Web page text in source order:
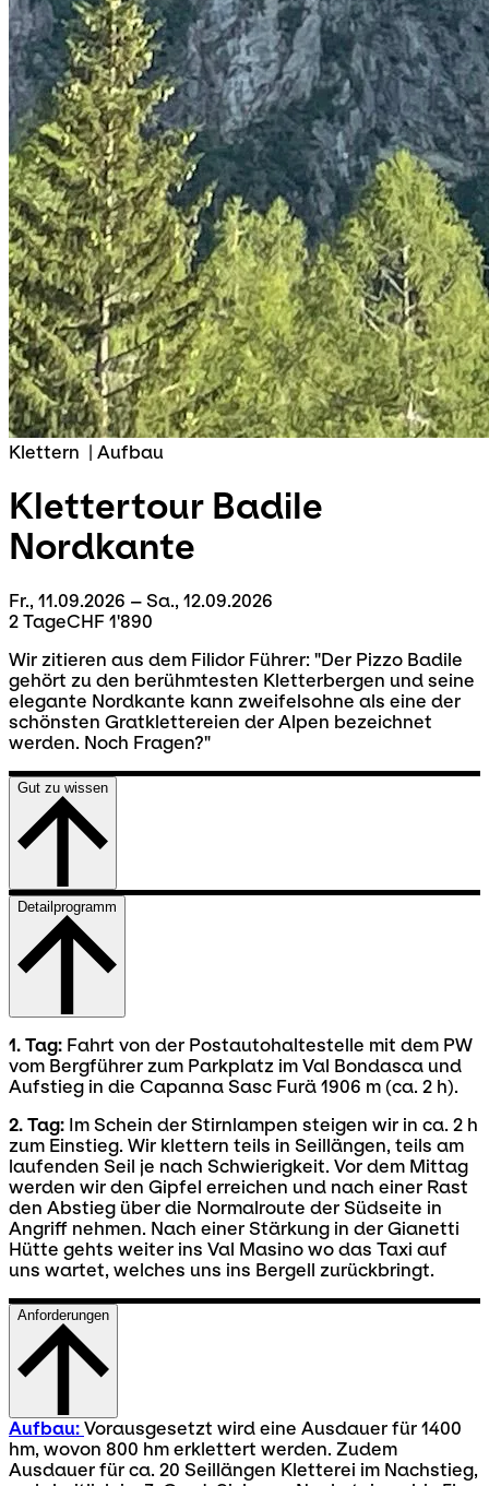
Klettern | Aufbau
Klettertour Badile
Nordkante
Fr., 11.09.2026 – Sa., 12.09.2026
2 TageCHF 1'890
Wir zitieren aus dem Filidor Führer: "Der Pizzo Badile
gehört zu den berühmtesten Kletterbergen und seine
elegante Nordkante kann zweifelsohne als eine der
schönsten Gratklettereien der Alpen bezeichnet
werden. Noch Fragen?"
Gut zu wissen
Detailprogramm
1. Tag: Fahrt von der Postautohaltestelle mit dem PW
vom Bergführer zum Parkplatz im Val Bondasca und
Aufstieg in die Capanna Sasc Furä 1906 m (ca. 2 h).
2. Tag: Im Schein der Stirnlampen steigen wir in ca. 2 h
zum Einstieg. Wir klettern teils in Seillängen, teils am
laufenden Seil je nach Schwierigkeit. Vor dem Mittag
werden wir den Gipfel erreichen und nach einer Rast
den Abstieg über die Normalroute der Südseite in
Angriff nehmen. Nach einer Stärkung in der Gianetti
Hütte gehts weiter ins Val Masino wo das Taxi auf
uns wartet, welches uns ins Bergell zurückbringt.
Anforderungen
Aufbau: Vorausgesetzt wird eine Ausdauer für 1400
hm, wovon 800 hm erklettert werden. Zudem
Ausdauer für ca. 20 Seillängen Kletterei im Nachstieg,